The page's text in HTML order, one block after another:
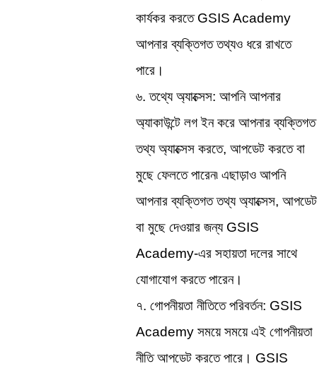
কার্যকর করতে GSIS Academy
আপনার ব্যক্তিগত তথ্যও ধরে রাখতে
পারে।
৬. তথ্যে অ্যাক্সেস: আপনি আপনার
অ্যাকাউন্টে লগ ইন করে আপনার ব্যক্তিগত
তথ্য অ্যাক্সেস করতে, আপডেট করতে বা
মুছে ফেলতে পারেন৷ এছাড়াও আপনি
আপনার ব্যক্তিগত তথ্য অ্যাক্সেস, আপডেট
বা মুছে দেওয়ার জন্য GSIS
Academy-এর সহায়তা দলের সাথে
যোগাযোগ করতে পারেন।
৭. গোপনীয়তা নীতিতে পরিবর্তন: GSIS
Academy সময়ে সময়ে এই গোপনীয়তা
নীতি আপডেট করতে পারে। GSIS